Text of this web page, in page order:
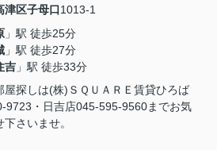
津区子母口1013-1
」駅 徒歩25分
」駅 徒歩27分
吉 」駅 徒歩33分
屋探しは(株)ＳＱＵＡＲＥ賃貸ひろば
9723・日吉店045-595-9560までお気
さいませ。